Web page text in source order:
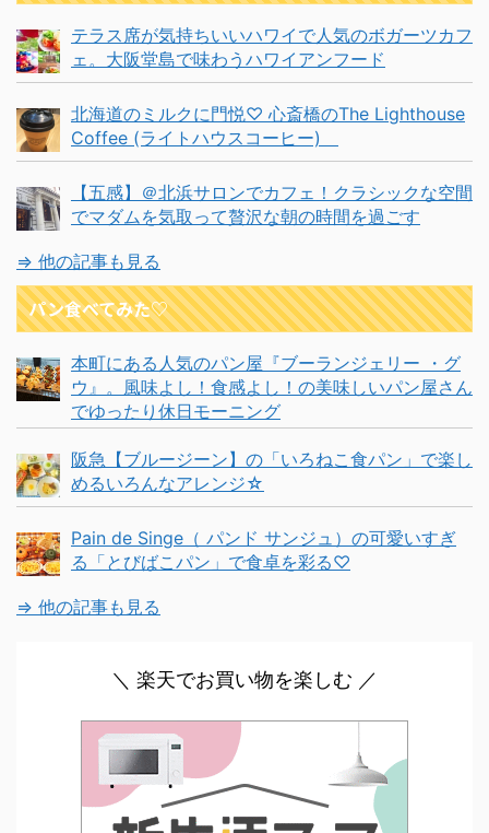
テラス席が気持ちいいハワイで人気のボガーツカフ
ェ。大阪堂島で味わうハワイアンフード
北海道のミルクに門悦♡ 心斎橋のThe Lighthouse
Coffee (ライトハウスコーヒー)
【五感】＠北浜サロンでカフェ！クラシックな空間
でマダムを気取って贅沢な朝の時間を過ごす
⇒ 他の記事も見る
パン食べてみた♡
本町にある人気のパン屋『ブーランジェリー ・グ
ウ』。風味よし！食感よし！の美味しいパン屋さん
でゆったり休日モーニング
阪急【ブルージーン】の「いろねこ食パン」で楽し
めるいろんなアレンジ☆
Pain de Singe（ パンド サンジュ）の可愛いすぎ
る「とびばこパン」で食卓を彩る♡
⇒ 他の記事も見る
＼ 楽天でお買い物を楽しむ ／